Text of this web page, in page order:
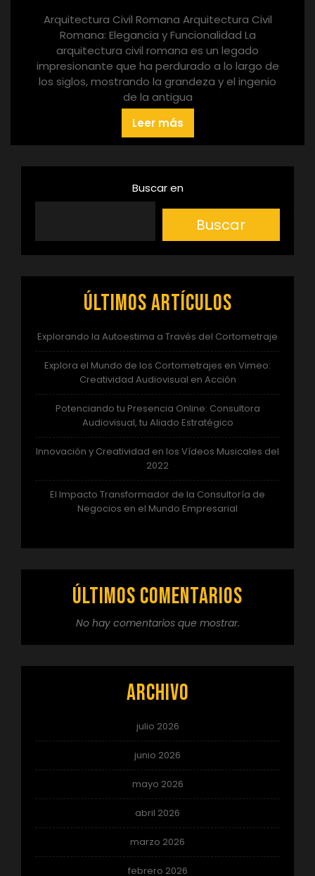
Arquitectura Civil Romana Arquitectura Civil
Romana: Elegancia y Funcionalidad La
arquitectura civil romana es un legado
impresionante que ha perdurado a lo largo de
los siglos, mostrando la grandeza y el ingenio
de la antigua
Leer más
Buscar en
Buscar
Últimos artículos
Explorando la Autoestima a Través del Cortometraje
Explora el Mundo de los Cortometrajes en Vimeo:
Creatividad Audiovisual en Acción
Potenciando tu Presencia Online: Consultora
Audiovisual, tu Aliado Estratégico
Innovación y Creatividad en los Vídeos Musicales del
2022
El Impacto Transformador de la Consultoría de
Negocios en el Mundo Empresarial
Últimos comentarios
No hay comentarios que mostrar.
Archivo
julio 2026
junio 2026
mayo 2026
abril 2026
marzo 2026
febrero 2026